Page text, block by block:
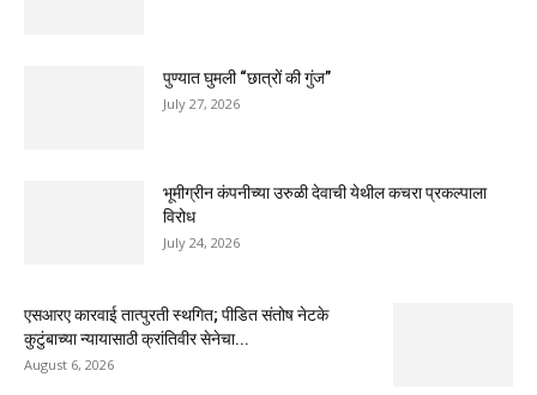
पुण्यात घुमली “छात्रों की गुंज”
July 27, 2026
भूमीग्रीन कंपनीच्या उरुळी देवाची येथील कचरा प्रकल्पाला
विरोध
July 24, 2026
एसआरए कारवाई तात्पुरती स्थगित; पीडित संतोष नेटके
कुटुंबाच्या न्यायासाठी क्रांतिवीर सेनेचा...
August 6, 2026